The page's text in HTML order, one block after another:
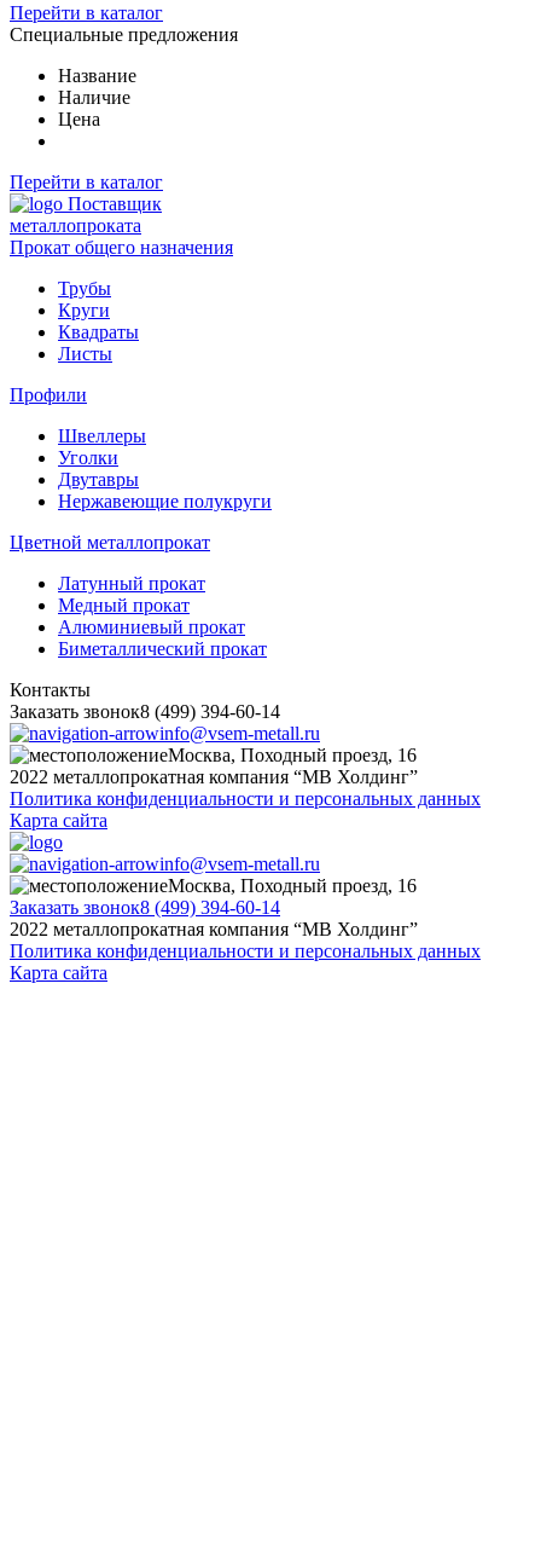
Перейти в каталог
Специальные предложения
Название
Наличие
Цена
Перейти в каталог
Поставщик
металлопроката
Прокат общего назначения
Трубы
Круги
Квадраты
Листы
Профили
Швеллеры
Уголки
Двутавры
Нержавеющие полукруги
Цветной металлопрокат
Латунный прокат
Медный прокат
Алюминиевый прокат
Биметаллический прокат
Контакты
Заказать звонок8 (499) 394-60-14
info@vsem-metall.ru
Москва, Походный проезд, 16
2022 металлопрокатная компания “MB Холдинг”
Политика конфиденциальности и персональных данных
Карта сайта
info@vsem-metall.ru
Москва, Походный проезд, 16
Заказать звонок8 (499) 394-60-14
2022 металлопрокатная компания “MB Холдинг”
Политика конфиденциальности и персональных данных
Карта сайта